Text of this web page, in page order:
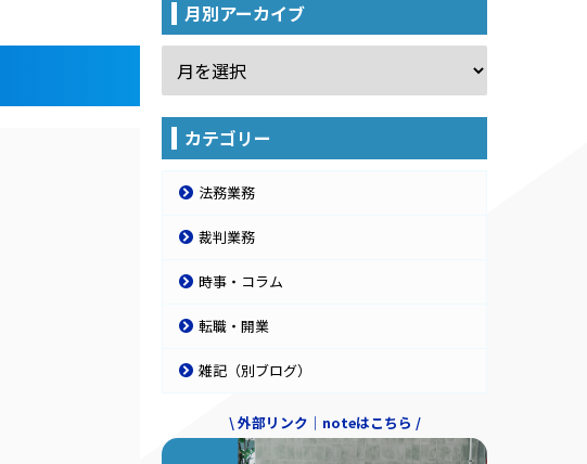
月別アーカイブ
カテゴリー
法務業務
裁判業務
時事・コラム
転職・開業
雑記（別ブログ）
\ 外部リンク｜noteはこちら /